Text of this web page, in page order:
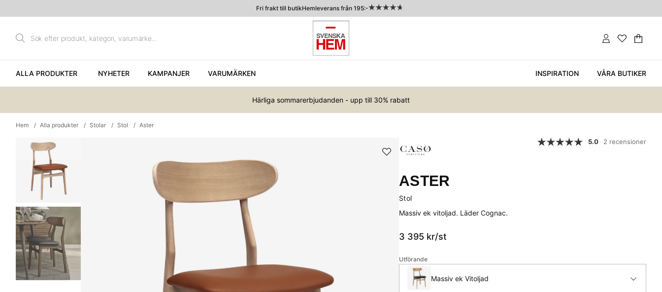
Fri frakt till butikHemleverans från 195:-
.
ALLA PRODUKTER NYHETER KAMPANJER VARUMÄRKEN INSPIRATION VÅRA BUTIKER
Härliga sommarerbjudanden - upp till 30% rabatt
Hem Alla produkter Stolar Stol Aster
Produktbilder 5.0 2 recensioner
ASTER
Stol
Massiv ek vitoljad. Läder Cognac.
3 395 kr/st
Utförande
Massiv ek Vitoljad